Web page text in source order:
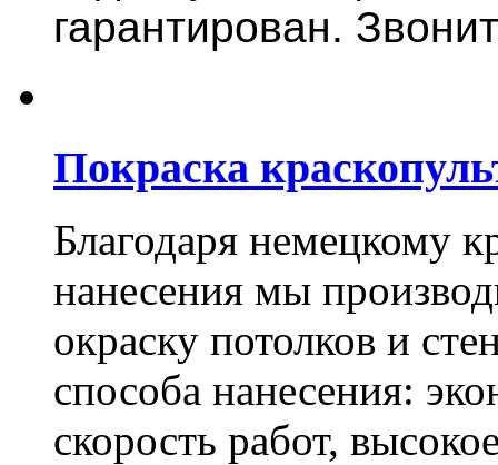
гарантирован.
Покраска
Благодаря немецкому
нанесения мы
окраску потолков и
способа нанесения:
скорость работ,